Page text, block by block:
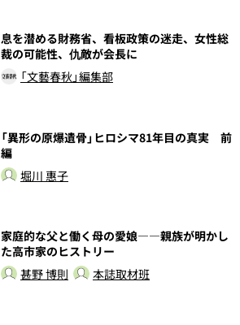
息を潜める財務省、看板政策の迷走、女性総
裁の可能性、仇敵が会長に
「文藝春秋」編集部
「異形の原爆遺骨」ヒロシマ81年目の真実 前
編
堀川 惠子
家庭的な父と働く母の愛娘――親族が明かし
た高市家のヒストリー
甚野 博則
本誌取材班